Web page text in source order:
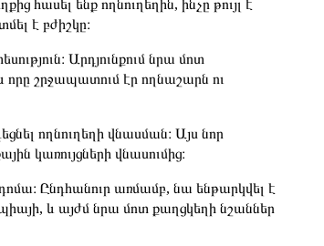
հասել ենք ողնուղեղին, ինչը թույլ է
է բժիշկը։
Արդյունքում նրա մոտ
որը շրջապատում էր ողնաշարն ու
ողնուղեղի վնասման։ Այս նոր
կառույցների վնասումից։
Ընդհանուր առմամբ, նա ենթարկվել է
և այժմ նրա մոտ քաղցկեղի նշաններ